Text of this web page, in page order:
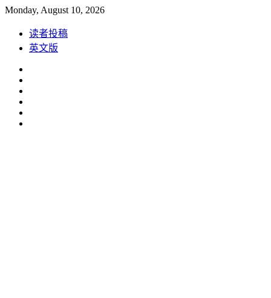
Skip
content
Monday, August 10, 2026
读者投稿
英文版